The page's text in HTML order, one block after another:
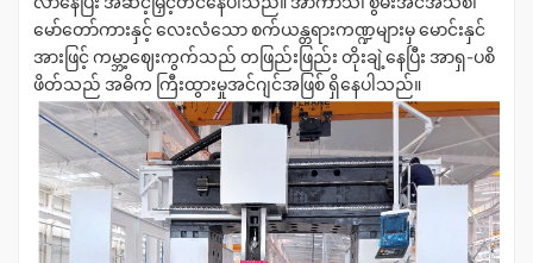
Polski
عربي
မြန်မာ
Tiếng Việt
မော်တော်ကားနှင့် လေးလံသော စက်ယန္တရားကဏ္ဍများမှ မောင်းနှင်
အားဖြင့် ကမ္ဘာ့ဈေးကွက်သည် တဖြည်းဖြည်း တိုးချဲ့နေပြီး အာရှ-ပစိ
ဖိတ်သည် အဓိက ကြီးထွားမှုအင်ဂျင်အဖြစ် ရှိနေပါသည်။